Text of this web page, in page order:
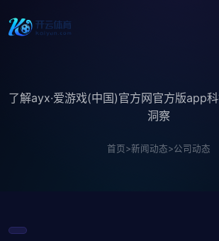
了解ayx·爱游戏(中国)官方网官方版app
洞察
首页>新闻动态>公司动态